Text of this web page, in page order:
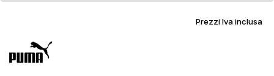
Prezzi Iva inclusa